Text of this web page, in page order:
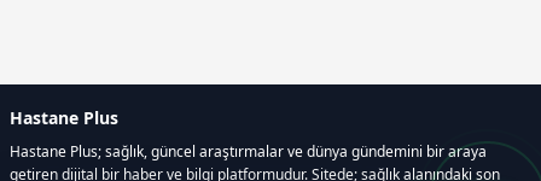
Hastane Plus
Hastane Plus; sağlık, güncel araştırmalar ve dünya gündemini bir araya
getiren dijital bir haber ve bilgi platformudur. Sitede; sağlık alanındaki son